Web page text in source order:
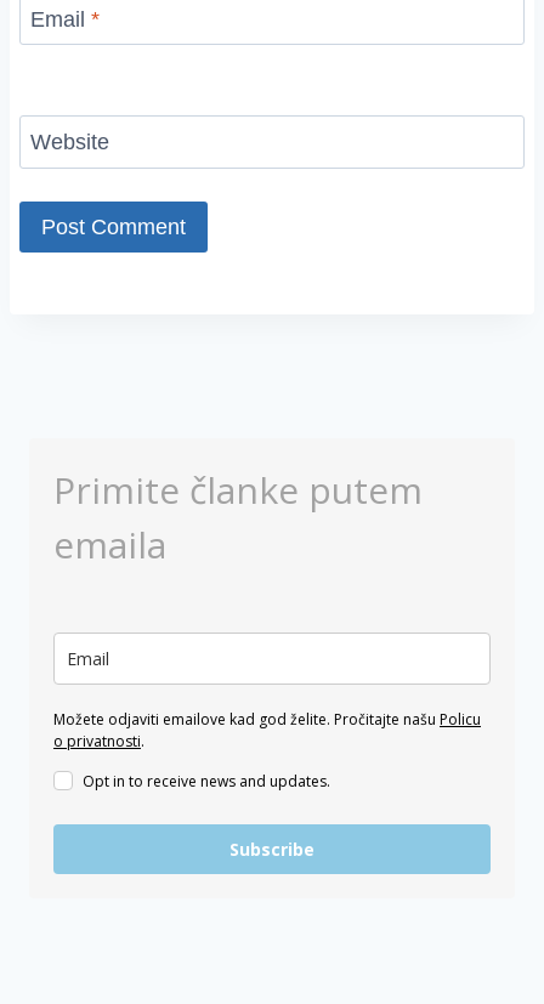
Email *
Website
Primite članke putem
emaila
Možete odjaviti emailove kad god želite. Pročitajte našu Policu
o privatnosti.
Opt in to receive news and updates.
Subscribe